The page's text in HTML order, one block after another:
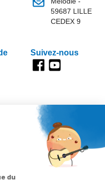
59687 LILLE
CEDEX 9
Suivez-nous
Conditions
générales de